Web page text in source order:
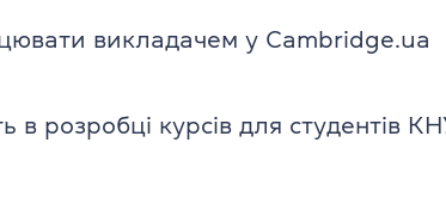
викладачем у Cambridge.ua
в розробці курсів для студентів